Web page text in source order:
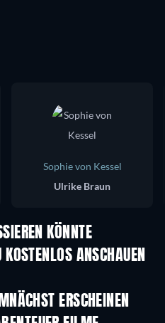
Sophie von Kessel
Ulrike Braun
KÖNNTE
ANSCHAUEN
ERSCHEINEN